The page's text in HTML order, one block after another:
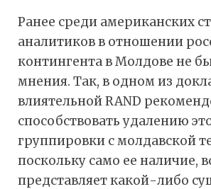
Ранее среди американских
аналитиков в отношении
контингента в Молдове не
мнения. Так, в одном из
влиятельной RAND
способствовать удалению
группировки с молдавской
поскольку само ее наличие,
представляет какой-либо